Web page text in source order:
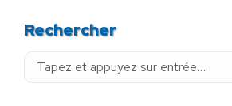
Rechercher
Recherche